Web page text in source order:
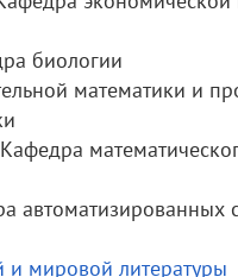
биологии
математики и
автоматизированных
и мировой литературы